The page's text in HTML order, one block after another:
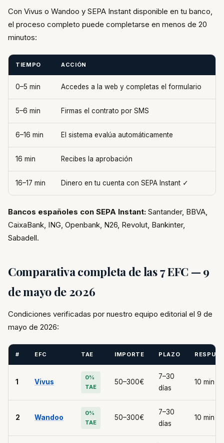
Con Vivus o Wandoo y SEPA Instant disponible en tu banco,
el proceso completo puede completarse en menos de 20
minutos:
TIEMPO ACCIÓN
0–5 min Accedes a la web y completas el formulario
5–6 min Firmas el contrato por SMS
6–16 min El sistema evalúa automáticamente
16 min Recibes la aprobación
16–17 min Dinero en tu cuenta con SEPA Instant ✓
Bancos españoles con SEPA Instant: Santander, BBVA,
CaixaBank, ING, Openbank, N26, Revolut, Bankinter,
Sabadell.
Comparativa completa de las 7 EFC — 9
de mayo de 2026
Condiciones verificadas por nuestro equipo editorial el 9 de
mayo de 2026:
# EFC TAE IMPORTE PLAZO
1 Vivus
0%
TAE
50–300€
7–30
días
10 min
2 Wandoo
0%
TAE
50–300€
7–30
días
10 min